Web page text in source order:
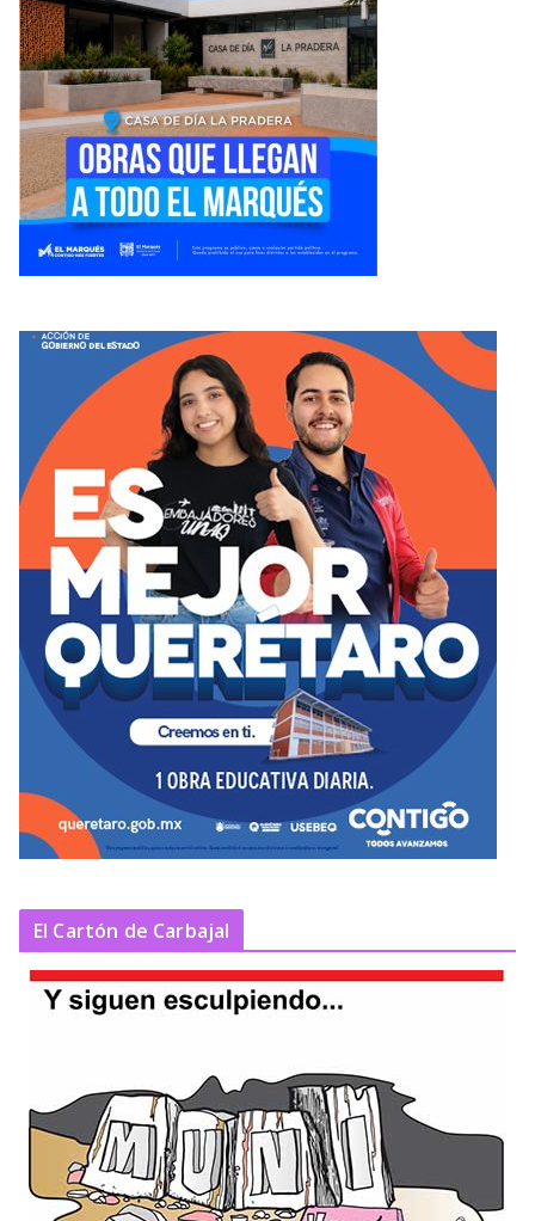
El Cartón de Carbajal